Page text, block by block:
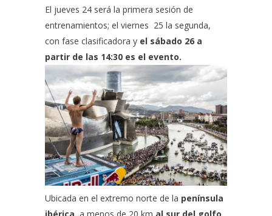
El jueves 24 será la primera sesión de
entrenamientos; el viernes 25 la segunda,
con fase clasificadora y el sábado 26 a
partir de las 14:30 es el evento.
Ubicada en el extremo norte de la península